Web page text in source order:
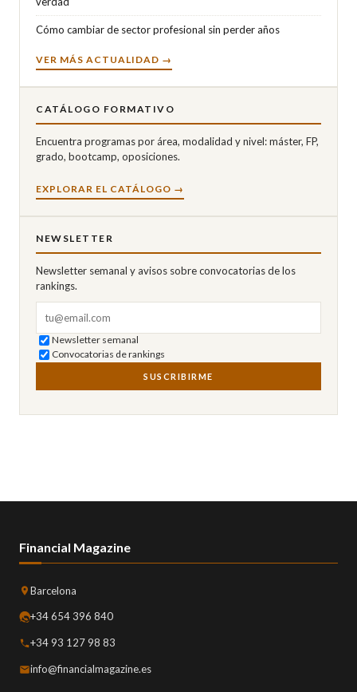
Cómo cambiar de sector profesional sin perder años
VER MÁS ACTUALIDAD →
CATÁLOGO FORMATIVO
Encuentra programas por área, modalidad y nivel: máster, FP,
grado, bootcamp, oposiciones.
EXPLORAR EL CATÁLOGO →
NEWSLETTER
Newsletter semanal y avisos sobre convocatorias de los
rankings.
Newsletter semanal
Convocatorias de rankings
SUSCRIBIRME
Financial Magazine
Barcelona
+34 654 396 840
+34 93 127 98 83
info@financialmagazine.es